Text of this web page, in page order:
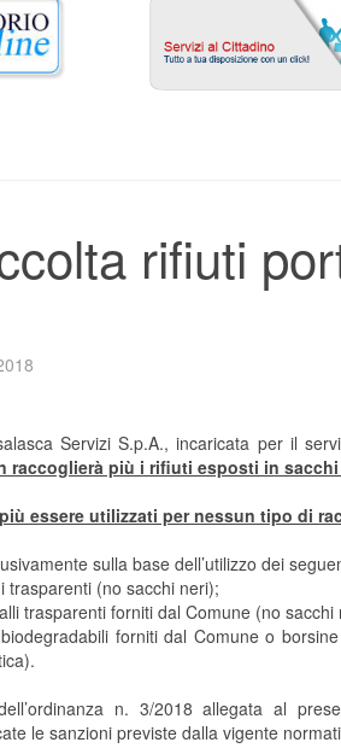
rifiuti
Servizi S.p.A., incaricata per il
raccoglierà più i rifiuti esposti in
essere utilizzati per nessun tipo di
sulla base dell’utilizzo dei
trasparenti (no sacchi neri);
trasparenti forniti dal Comune (no sacchi
forniti dal Comune o
n. 3/2018 allegata al
le sanzioni previste dalla vigente